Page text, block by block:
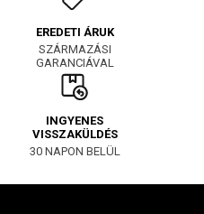
EREDETI ÁRUK
SZÁRMAZÁSI
GARANCIÁVAL
INGYENES
VISSZAKÜLDÉS
30 NAPON BELÜL